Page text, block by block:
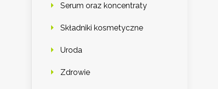
Serum oraz koncentraty
Składniki kosmetyczne
Uroda
Zdrowie